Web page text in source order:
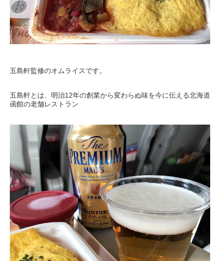
五島軒監修のオムライスです。
五島軒とは、明治12年の創業から変わらぬ味を今に伝える北海道
函館の老舗レストラン